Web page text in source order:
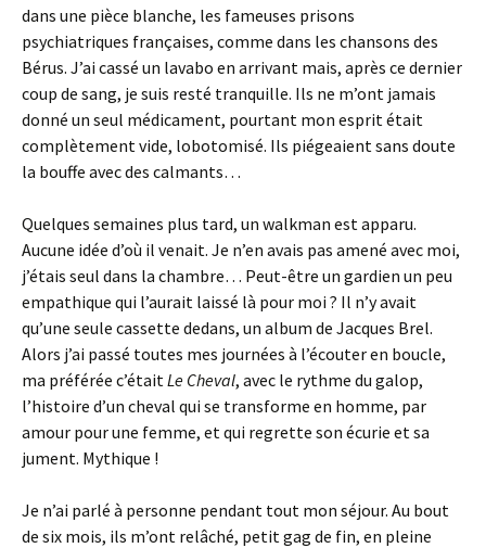
dans une pièce blanche, les fameuses prisons
psychiatriques françaises, comme dans les chansons des
Bérus. J’ai cassé un lavabo en arrivant mais, après ce dernier
coup de sang, je suis resté tranquille. Ils ne m’ont jamais
donné un seul médicament, pourtant mon esprit était
complètement vide, lobotomisé. Ils piégeaient sans doute
la bouffe avec des calmants…
Quelques semaines plus tard, un walkman est apparu.
Aucune idée d’où il venait. Je n’en avais pas amené avec moi,
j’étais seul dans la chambre… Peut-être un gardien un peu
empathique qui l’aurait laissé là pour moi ? Il n’y avait
qu’une seule cassette dedans, un album de Jacques Brel.
Alors j’ai passé toutes mes journées à l’écouter en boucle,
ma préférée c’était Le Cheval, avec le rythme du galop,
l’histoire d’un cheval qui se transforme en homme, par
amour pour une femme, et qui regrette son écurie et sa
jument. Mythique !
Je n’ai parlé à personne pendant tout mon séjour. Au bout
de six mois, ils m’ont relâché, petit gag de fin, en pleine